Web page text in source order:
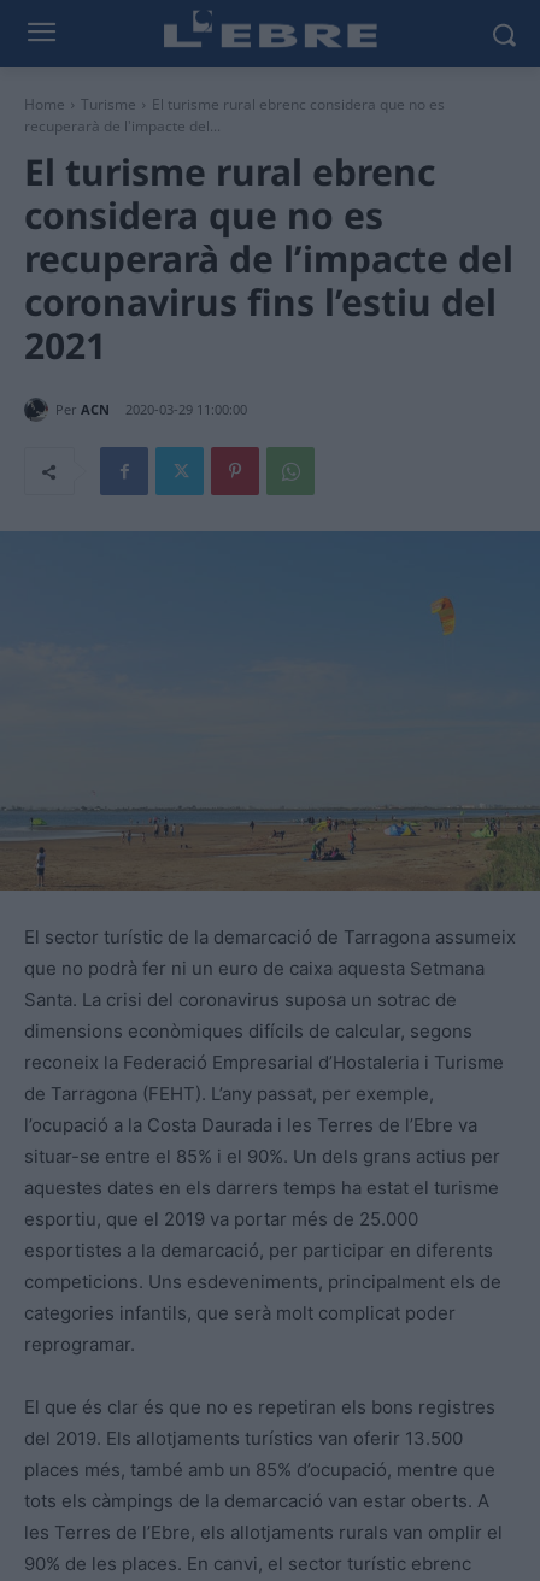
Home Turisme
El turisme rural ebrenc considera que no es
recuperarà de l'impacte del...
El turisme rural ebrenc
considera que no es
recuperarà de l’impacte del
coronavirus fins l’estiu del
2021
Per ACN 2020-03-29 11:00:00
El sector turístic de la demarcació de Tarragona assumeix
que no podrà fer ni un euro de caixa aquesta Setmana
Santa. La crisi del coronavirus suposa un sotrac de
dimensions econòmiques difícils de calcular, segons
reconeix la Federació Empresarial d’Hostaleria i Turisme
de Tarragona (FEHT). L’any passat, per exemple,
l’ocupació a la Costa Daurada i les Terres de l’Ebre va
situar-se entre el 85% i el 90%. Un dels grans actius per
aquestes dates en els darrers temps ha estat el turisme
esportiu, que el 2019 va portar més de 25.000
esportistes a la demarcació, per participar en diferents
competicions. Uns esdeveniments, principalment els de
categories infantils, que serà molt complicat poder
reprogramar.
El que és clar és que no es repetiran els bons registres
del 2019. Els allotjaments turístics van oferir 13.500
places més, també amb un 85% d’ocupació, mentre que
tots els càmpings de la demarcació van estar oberts. A
les Terres de l’Ebre, els allotjaments rurals van omplir el
90% de les places. En canvi, el sector turístic ebrenc